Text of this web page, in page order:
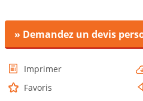
» Demandez un devis
Imprimer
Favoris